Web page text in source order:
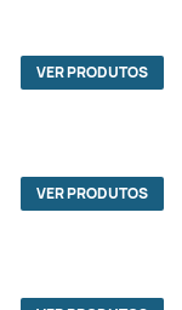
VER PRODUTOS
VER PRODUTOS